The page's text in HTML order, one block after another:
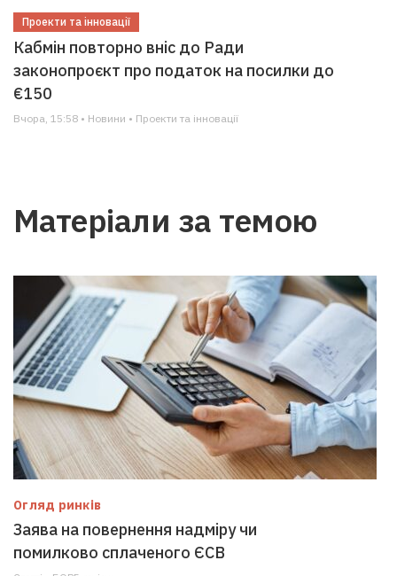
Проекти та інновації
Кабмін повторно вніс до Ради
законопроєкт про податок на посилки до
€150
Вчора, 15:58 • Новини • Проекти та інновації
Матеріали за темою
Огляд ринків
Заява на повернення надміру чи
помилково сплаченого ЄСВ